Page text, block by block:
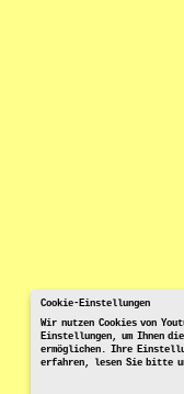
Cookie-Einstellungen
Wir nutzen Cookies von
Einstellungen, um Ihnen
ermöglichen. Ihre
erfahren, lesen Sie bitte